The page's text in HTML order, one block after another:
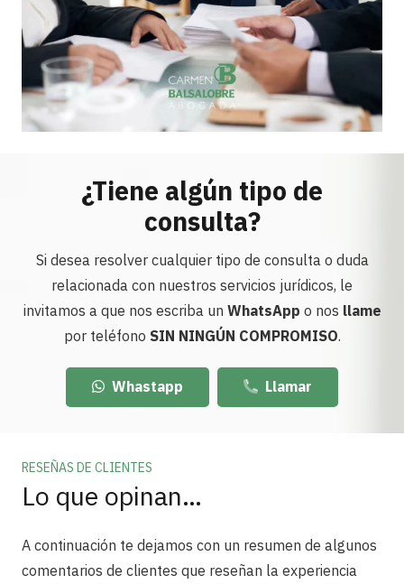
¿Tiene algún tipo de
consulta?
Si desea resolver cualquier tipo de consulta o duda
relacionada con nuestros servicios jurídicos, le
invitamos a que nos escriba un WhatsApp o nos llame
por teléfono SIN NINGÚN COMPROMISO.
Whastapp Llamar
RESEÑAS DE CLIENTES
Lo que opinan…
A continuación te dejamos con un resumen de algunos
comentarios de clientes que reseñan la experiencia